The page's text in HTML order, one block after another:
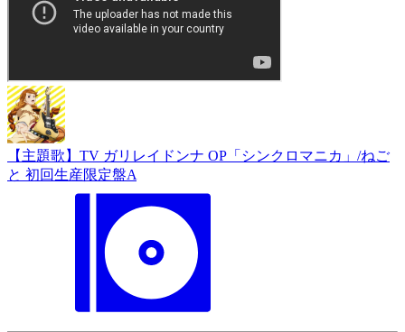
【主題歌】TV ガリレイドンナ OP「シンクロマニカ」/ねご
と 初回生産限定盤A